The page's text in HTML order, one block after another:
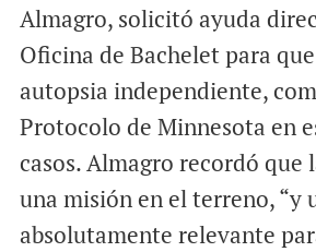
Almagro, solicitó ayuda
Oficina de Bachelet para
autopsia independiente,
Protocolo de Minnesota en
casos. Almagro recordó que
una misión en el terreno, “y
absolutamente relevante